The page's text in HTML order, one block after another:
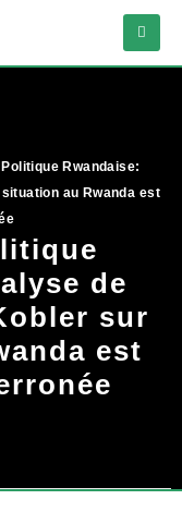
Rwandaise:
au Rwanda est
de
sur
est